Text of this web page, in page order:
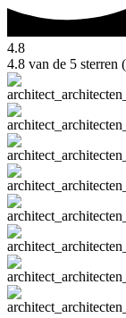
4.8
4.8 van de 5 sterren